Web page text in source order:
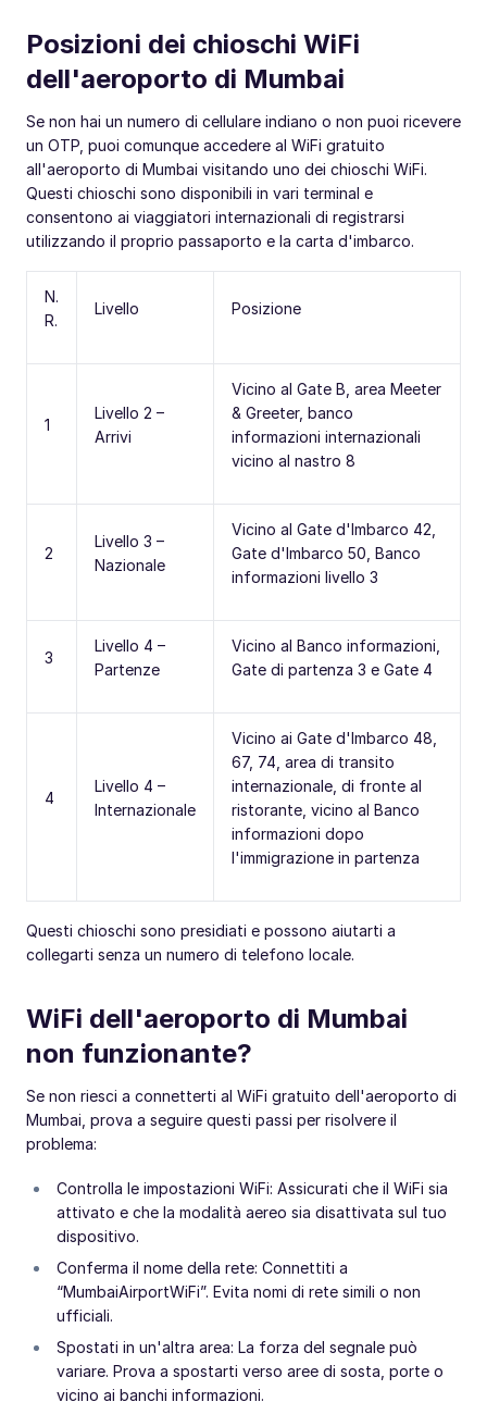
Posizioni dei chioschi WiFi
dell'aeroporto di Mumbai
Se non hai un numero di cellulare indiano o non puoi ricevere
un OTP, puoi comunque accedere al WiFi gratuito
all'aeroporto di Mumbai visitando uno dei chioschi WiFi.
Questi chioschi sono disponibili in vari terminal e
consentono ai viaggiatori internazionali di registrarsi
utilizzando il proprio passaporto e la carta d'imbarco.
N.
R.
Livello Posizione
1
Livello 2 –
Arrivi
Vicino al Gate B, area Meeter
& Greeter, banco
informazioni internazionali
vicino al nastro 8
2
Livello 3 –
Nazionale
Vicino al Gate d'Imbarco 42,
Gate d'Imbarco 50, Banco
informazioni livello 3
3
Livello 4 –
Partenze
Vicino al Banco informazioni,
Gate di partenza 3 e Gate 4
4
Livello 4 –
Internazionale
Vicino ai Gate d'Imbarco 48,
67, 74, area di transito
internazionale, di fronte al
ristorante, vicino al Banco
informazioni dopo
l'immigrazione in partenza
Questi chioschi sono presidiati e possono aiutarti a
collegarti senza un numero di telefono locale.
WiFi dell'aeroporto di Mumbai
non funzionante?
Se non riesci a connetterti al WiFi gratuito dell'aeroporto di
Mumbai, prova a seguire questi passi per risolvere il
problema:
Controlla le impostazioni WiFi: Assicurati che il WiFi sia
attivato e che la modalità aereo sia disattivata sul tuo
dispositivo.
Conferma il nome della rete: Connettiti a
“MumbaiAirportWiFi”. Evita nomi di rete simili o non
ufficiali.
Spostati in un'altra area: La forza del segnale può
variare. Prova a spostarti verso aree di sosta, porte o
vicino ai banchi informazioni.